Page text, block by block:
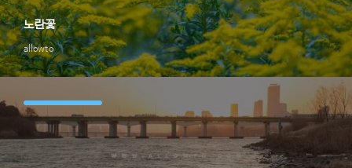
allowto
노란꽃